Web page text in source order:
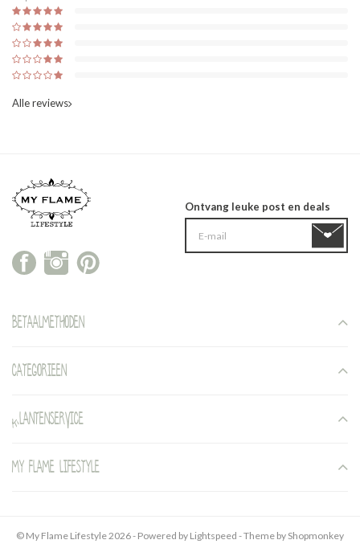
Alle reviews
Ontvang leuke post en deals
Betaalmethoden
Categorieen
Klantenservice
My Flame Lifestyle
© My Flame Lifestyle 2026 - Powered by Lightspeed - Theme by Shopmonkey